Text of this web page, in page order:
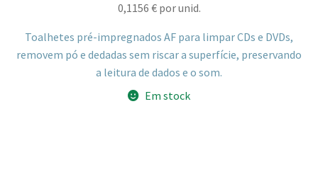
0,1156 €por unid.
Toalhetes pré-impregnados AF para limpar CDs e DVDs,
removem pó e dedadas sem riscar a superfície, preservando
a leitura de dados e o som.
Em stock